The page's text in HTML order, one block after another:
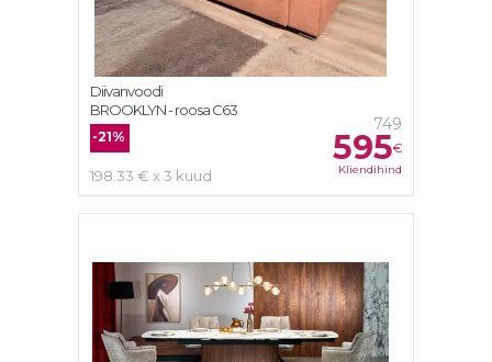
749
595€
Kliendihind
-21%
198.33 € x 3 kuud
Diivanvoodi
BROOKLYN - roosa C63